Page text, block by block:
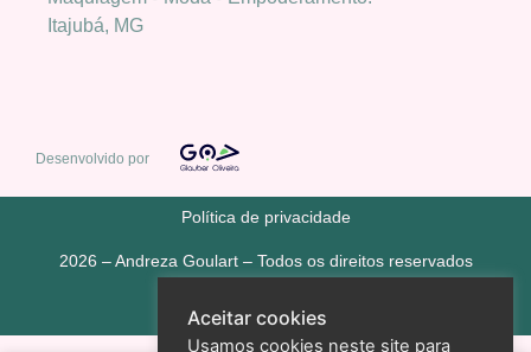
Itajubá, MG
Desenvolvido por
Política de privacidade
2026 – Andreza Goulart – Todos os direitos reservados
Aceitar cookies
Usamos cookies neste site para